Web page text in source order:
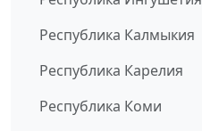
Республика Калмыкия
Республика Карелия
Республика Коми